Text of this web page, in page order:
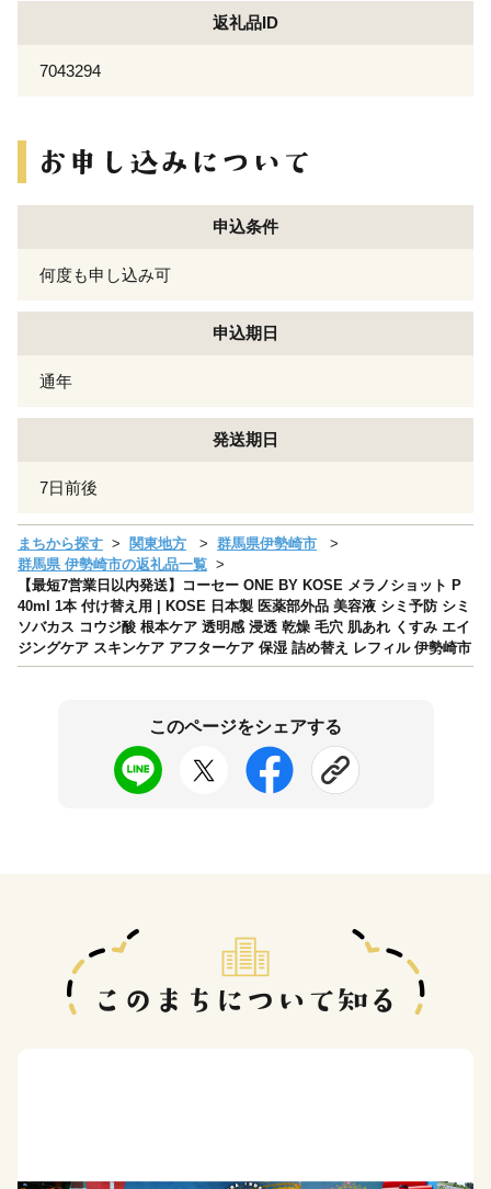
返礼品ID
7043294
申込条件
何度も申し込み可
申込期日
通年
発送期日
7日前後
まちから探す 関東地方
群馬県伊勢崎市
群馬県 伊勢崎市の返礼品一覧
【最短7営業日以内発送】コーセー ONE BY KOSE メラノショット P
40ml 1本 付け替え用 | KOSE 日本製 医薬部外品 美容液 シミ予防 シミ
ソバカス コウジ酸 根本ケア 透明感 浸透 乾燥 毛穴 肌あれ くすみ エイ
ジングケア スキンケア アフターケア 保湿 詰め替え レフィル 伊勢崎市
このページをシェアする